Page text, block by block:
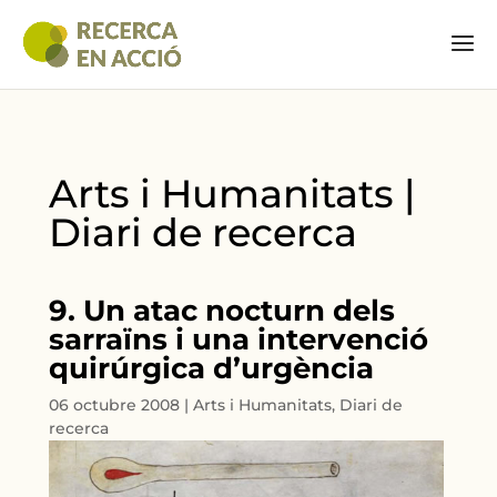
Arts i Humanitats |
Diari de recerca
9. Un atac nocturn dels
sarraïns i una intervenció
quirúrgica d’urgència
06 octubre 2008 |Arts i Humanitats, Diari de
recerca